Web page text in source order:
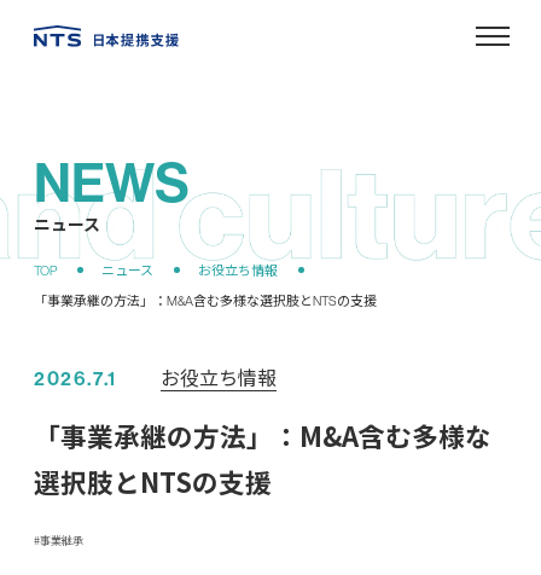
NEWS
ニュース
2026.7.1 お役立ち情報
「事業承継の方法」：M&A含む多様な
選択肢とNTSの支援
事業継承